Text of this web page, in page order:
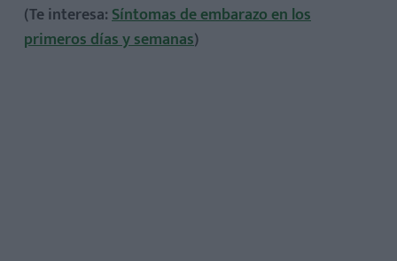
(Te interesa:Síntomas de embarazo en los
primeros días y semanas)